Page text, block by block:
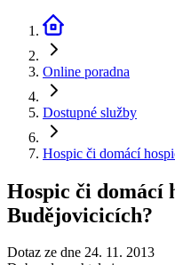
Online poradna
Dostupné služby
Hospic či domácí
Hospic či domácí
Budějovicicích?
Dotaz ze dne 24. 11. 2013